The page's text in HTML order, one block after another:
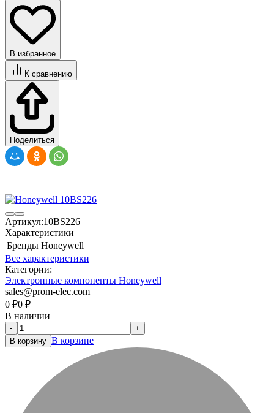
В избранное
К сравнению
Поделиться
Артикул:10BS226
Характеристики
Бренды Honeywell
Все характеристики
Категории:
Электронные компоненты Honeywell
sales@prom-elec.com
0 ₽0 ₽
В наличии
-
+
В корзину В корзине